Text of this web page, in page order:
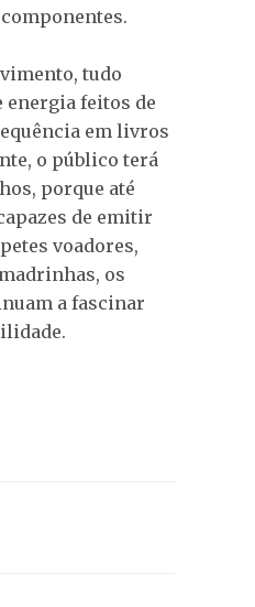
tudo
energia feitos de
em livros
o público terá
porque até
de emitir
voadores,
os
a fascinar